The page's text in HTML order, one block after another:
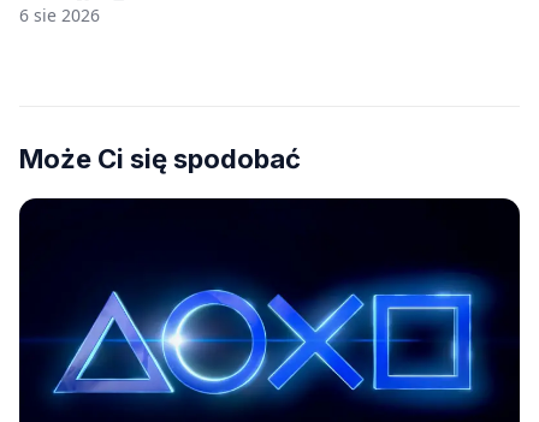
6 sie 2026
Może Ci się spodobać